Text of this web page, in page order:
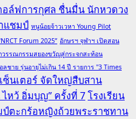
ล์ฟการกุศล ชื่นมื่น นักหวดวง
แชมป์ หนูน้อยจ้าวเวหา Young Pilot
Forum 2025” อักษรฯ จุฬาฯ เปิดสอน
วรรณกรรมสยองขวัญสู่กระจกสะท้อน
ชาย รุ่นอายุไม่เกิน 14 ปี รายการ "3 Times
ซ็นเตอร์ จัดใหญ่สืบสาน
ไหว้ อิ่มบุญ” ครั้งที่ 7โรงเรียน
ตะกร้อหญิงถ้วยพระราชทาน